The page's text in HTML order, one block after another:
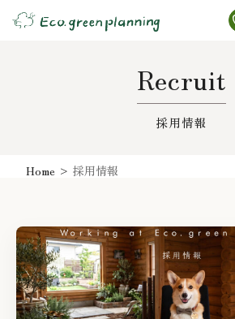
Recruit
採用情報
Home >採用情報